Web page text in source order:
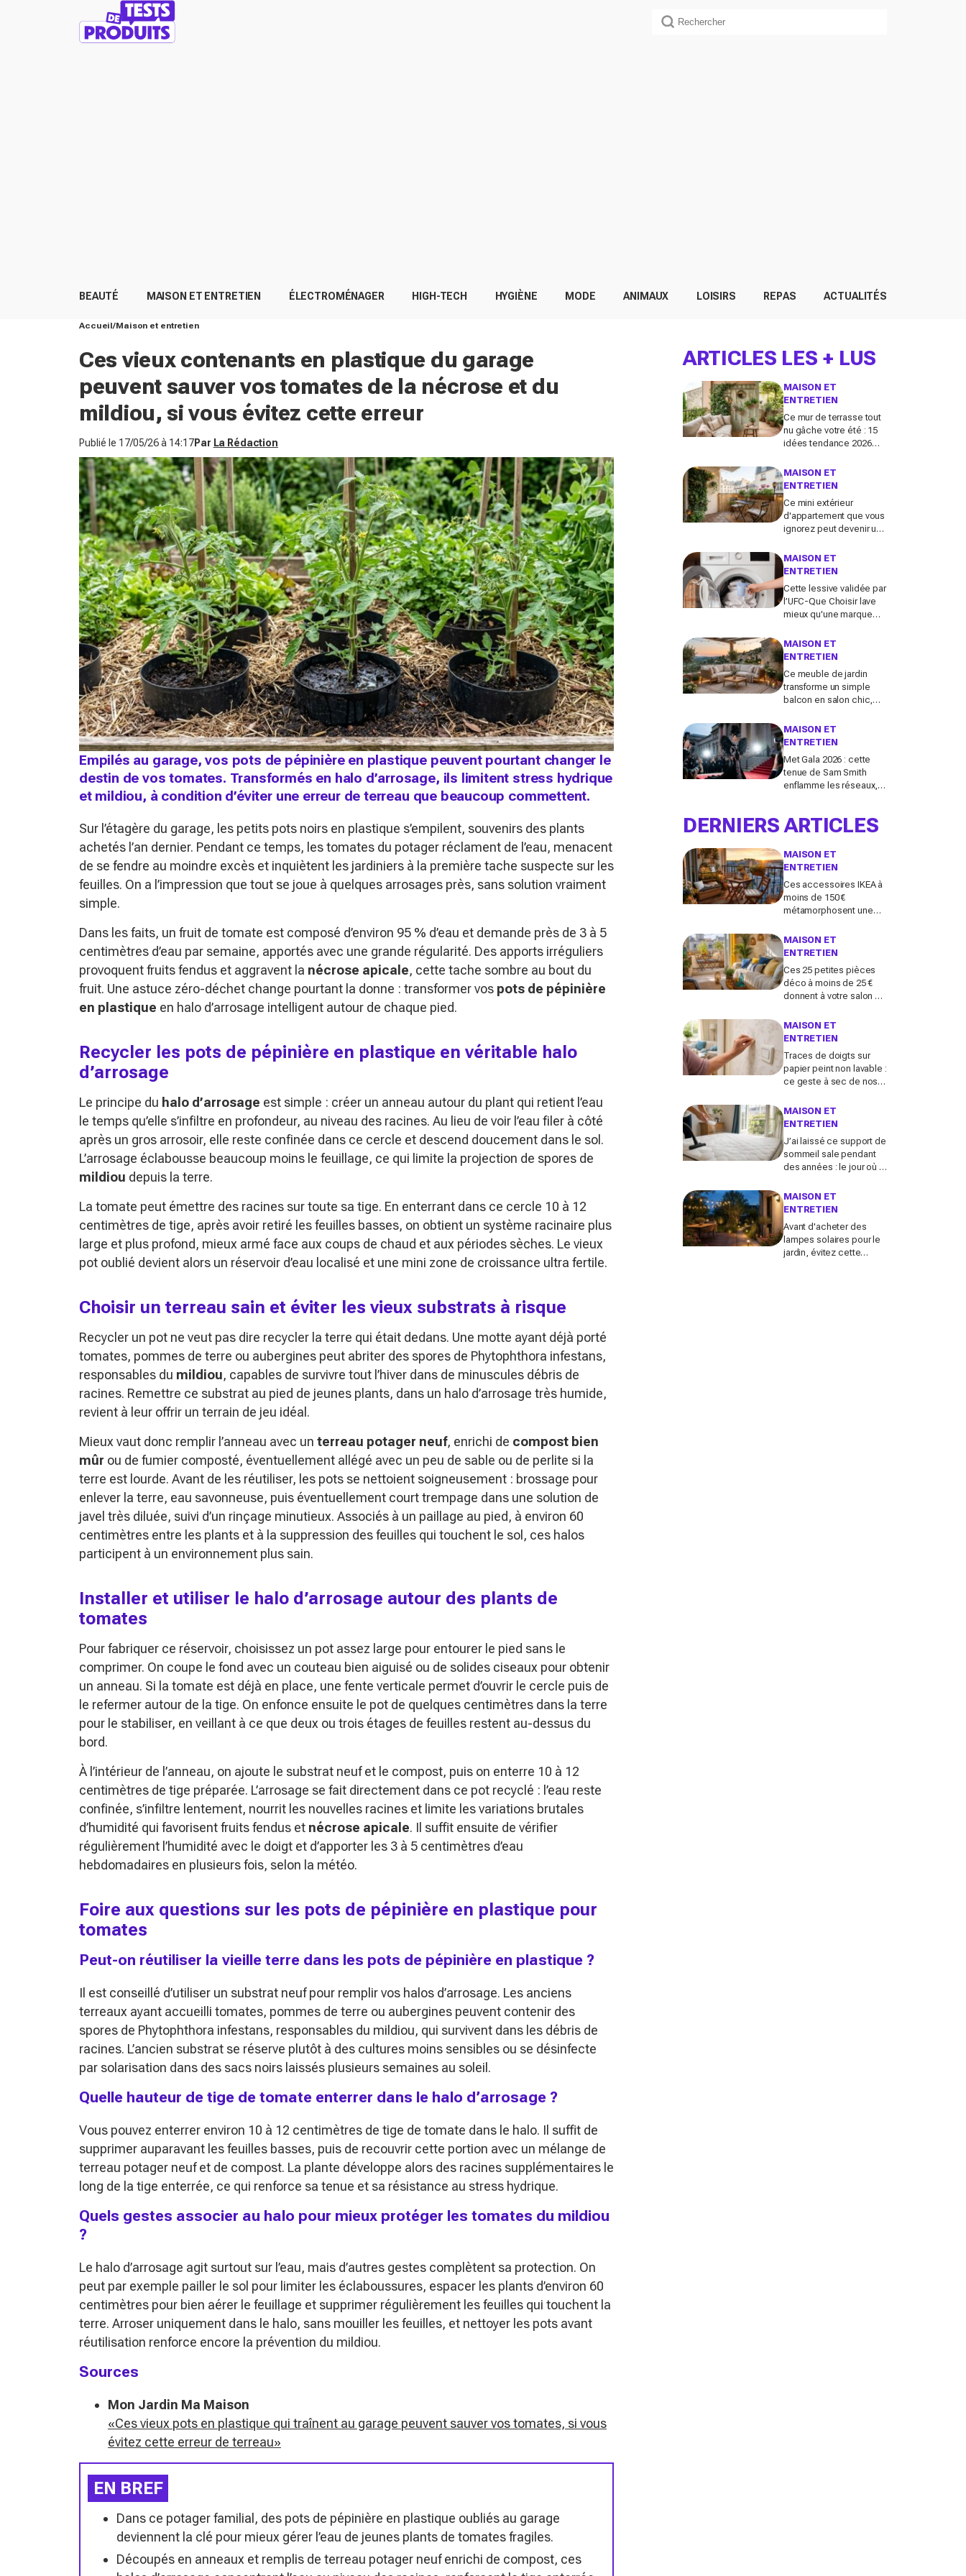
BEAUTÉ MAISON ET ENTRETIEN ÉLECTROMÉNAGER HIGH-TECH HYGIÈNE MODE ANIMAUX LOISIRS REPAS ACTUALITÉS
Accueil Maison et entretien
Ces vieux contenants en plastique du garage
peuvent sauver vos tomates de la nécrose et du
mildiou, si vous évitez cette erreur
Publié le 17/05/26 à 14:17Par La Rédaction
Empilés au garage, vos pots de pépinière en plastique peuvent pourtant changer le
destin de vos tomates. Transformés en halo d’arrosage, ils limitent stress hydrique
et mildiou, à condition d’éviter une erreur de terreau que beaucoup commettent.
Sur l’étagère du garage, les petits pots noirs en plastique s’empilent, souvenirs des plants
achetés l’an dernier. Pendant ce temps, les tomates du potager réclament de l’eau, menacent
de se fendre au moindre excès et inquiètent les jardiniers à la première tache suspecte sur les
feuilles. On a l’impression que tout se joue à quelques arrosages près, sans solution vraiment
simple.
Dans les faits, un fruit de tomate est composé d’environ 95 % d’eau et demande près de 3 à 5
centimètres d’eau par semaine, apportés avec une grande régularité. Des apports irréguliers
provoquent fruits fendus et aggravent la nécrose apicale, cette tache sombre au bout du
fruit. Une astuce zéro-déchet change pourtant la donne : transformer vos pots de pépinière
en plastique en halo d’arrosage intelligent autour de chaque pied.
Recycler les pots de pépinière en plastique en véritable halo
d’arrosage
Le principe du halo d’arrosage est simple : créer un anneau autour du plant qui retient l’eau
le temps qu’elle s’infiltre en profondeur, au niveau des racines. Au lieu de voir l’eau filer à côté
après un gros arrosoir, elle reste confinée dans ce cercle et descend doucement dans le sol.
L’arrosage éclabousse beaucoup moins le feuillage, ce qui limite la projection de spores de
mildiou depuis la terre.
La tomate peut émettre des racines sur toute sa tige. En enterrant dans ce cercle 10 à 12
centimètres de tige, après avoir retiré les feuilles basses, on obtient un système racinaire plus
large et plus profond, mieux armé face aux coups de chaud et aux périodes sèches. Le vieux
pot oublié devient alors un réservoir d’eau localisé et une mini zone de croissance ultra fertile.
Choisir un terreau sain et éviter les vieux substrats à risque
Recycler un pot ne veut pas dire recycler la terre qui était dedans. Une motte ayant déjà porté
tomates, pommes de terre ou aubergines peut abriter des spores de Phytophthora infestans,
responsables du mildiou, capables de survivre tout l’hiver dans de minuscules débris de
racines. Remettre ce substrat au pied de jeunes plants, dans un halo d’arrosage très humide,
revient à leur offrir un terrain de jeu idéal.
Mieux vaut donc remplir l’anneau avec un terreau potager neuf, enrichi de compost bien
mûr ou de fumier composté, éventuellement allégé avec un peu de sable ou de perlite si la
terre est lourde. Avant de les réutiliser, les pots se nettoient soigneusement : brossage pour
enlever la terre, eau savonneuse, puis éventuellement court trempage dans une solution de
javel très diluée, suivi d’un rinçage minutieux. Associés à un paillage au pied, à environ 60
centimètres entre les plants et à la suppression des feuilles qui touchent le sol, ces halos
participent à un environnement plus sain.
Installer et utiliser le halo d’arrosage autour des plants de
tomates
Pour fabriquer ce réservoir, choisissez un pot assez large pour entourer le pied sans le
comprimer. On coupe le fond avec un couteau bien aiguisé ou de solides ciseaux pour obtenir
un anneau. Si la tomate est déjà en place, une fente verticale permet d’ouvrir le cercle puis de
le refermer autour de la tige. On enfonce ensuite le pot de quelques centimètres dans la terre
pour le stabiliser, en veillant à ce que deux ou trois étages de feuilles restent au-dessus du
bord.
À l’intérieur de l’anneau, on ajoute le substrat neuf et le compost, puis on enterre 10 à 12
centimètres de tige préparée. L’arrosage se fait directement dans ce pot recyclé : l’eau reste
confinée, s’infiltre lentement, nourrit les nouvelles racines et limite les variations brutales
d’humidité qui favorisent fruits fendus et nécrose apicale. Il suffit ensuite de vérifier
régulièrement l’humidité avec le doigt et d’apporter les 3 à 5 centimètres d’eau
hebdomadaires en plusieurs fois, selon la météo.
Foire aux questions sur les pots de pépinière en plastique pour
tomates
Peut-on réutiliser la vieille terre dans les pots de pépinière en plastique ?
Il est conseillé d’utiliser un substrat neuf pour remplir vos halos d’arrosage. Les anciens
terreaux ayant accueilli tomates, pommes de terre ou aubergines peuvent contenir des
spores de Phytophthora infestans, responsables du mildiou, qui survivent dans les débris de
racines. L’ancien substrat se réserve plutôt à des cultures moins sensibles ou se désinfecte
par solarisation dans des sacs noirs laissés plusieurs semaines au soleil.
Quelle hauteur de tige de tomate enterrer dans le halo d’arrosage ?
Vous pouvez enterrer environ 10 à 12 centimètres de tige de tomate dans le halo. Il suffit de
supprimer auparavant les feuilles basses, puis de recouvrir cette portion avec un mélange de
terreau potager neuf et de compost. La plante développe alors des racines supplémentaires le
long de la tige enterrée, ce qui renforce sa tenue et sa résistance au stress hydrique.
Quels gestes associer au halo pour mieux protéger les tomates du mildiou
?
Le halo d’arrosage agit surtout sur l’eau, mais d’autres gestes complètent sa protection. On
peut par exemple pailler le sol pour limiter les éclaboussures, espacer les plants d’environ 60
centimètres pour bien aérer le feuillage et supprimer régulièrement les feuilles qui touchent la
terre. Arroser uniquement dans le halo, sans mouiller les feuilles, et nettoyer les pots avant
réutilisation renforce encore la prévention du mildiou.
Sources
Mon Jardin Ma Maison
«Ces vieux pots en plastique qui traînent au garage peuvent sauver vos tomates, si vous
évitez cette erreur de terreau»
EN BREF
Dans ce potager familial, des pots de pépinière en plastique oubliés au garage
deviennent la clé pour mieux gérer l’eau de jeunes plants de tomates fragiles.
Découpés en anneaux et remplis de terreau potager neuf enrichi de compost, ces
ARTICLES LES + LUS
MAISON ET
ENTRETIEN
Ce mur de terrasse tout
nu gâche votre été : 15
idées tendance 2026
véritable pièce à vivre
MAISON ET
ENTRETIEN
Ce mini extérieur
d'appartement que vous
ignorez peut devenir un
futées pour le
transformer dès ce
MAISON ET
ENTRETIEN
Cette lessive validée par
l’UFC-Que Choisir lave
mieux qu'une marque
coûte deux fois moins
cher par lavage
MAISON ET
ENTRETIEN
Ce meuble de jardin
transforme un simple
balcon en salon chic,
Français le choisissent à
côté de la plaque
MAISON ET
ENTRETIEN
Met Gala 2026 : cette
tenue de Sam Smith
enflamme les réseaux,
polémique inattendue
DERNIERS ARTICLES
MAISON ET
ENTRETIEN
Ces accessoires IKEA à
moins de 150 €
métamorphosent une
salon d’été stylé chez
vous (qu’on oublie
MAISON ET
ENTRETIEN
Ces 25 petites pièces
déco à moins de 25 €
donnent à votre salon un
vacances avant l’été
2026
MAISON ET
ENTRETIEN
Traces de doigts sur
papier peint non lavable :
ce geste à sec de nos
nettoie tout sans jamais
décoller le lé
MAISON ET
ENTRETIEN
J’ai laissé ce support de
sommeil sale pendant
des années : le jour où je
découvert l’horreur
cachée
MAISON ET
ENTRETIEN
Avant d'acheter des
lampes solaires pour le
jardin, évitez cette